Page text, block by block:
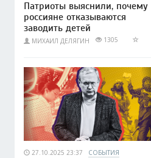
Патриоты выяснили, почему
россияне отказываются
заводить детей
МИХАИЛ ДЕЛЯГИН 1305
27.10.2025 23:37 СОБЫТИЯ